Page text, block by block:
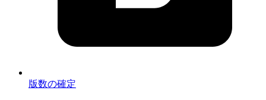
版数の確定